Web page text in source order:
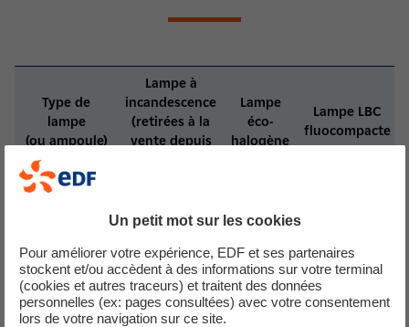
Type de
lampe
(ou ampoule)
Lampe à
incandescence
(retirées à la
vente depuis
Lampe
éco-
halogène
Lampe LBC
fluocompacte
heures
Puissance 75 Watt 53 Watt 15 Watt
Coût à
l’achat*
2 euros 3 euros
Un petit mot sur les cookies
Pour améliorer votre expérience, EDF et ses partenaires
stockent et/ou accèdent à des informations sur votre terminal
(cookies et autres traceurs) et traitent des données
personnelles (ex: pages consultées) avec votre consentement
lors de votre navigation sur ce site.